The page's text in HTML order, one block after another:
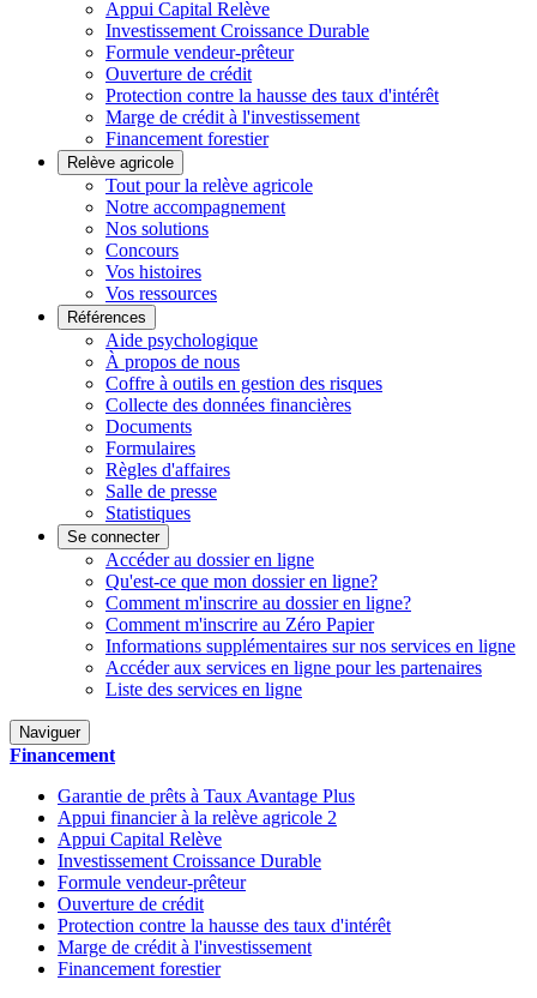
Appui Capital Relève
Investissement Croissance Durable
Formule vendeur-prêteur
Ouverture de crédit
Protection contre la hausse des taux d'intérêt
Marge de crédit à l'investissement
Financement forestier
Relève agricole
Tout pour la relève agricole
Notre accompagnement
Nos solutions
Concours
Vos histoires
Vos ressources
Références
Aide psychologique
À propos de nous
Coffre à outils en gestion des risques
Collecte des données financières
Documents
Formulaires
Règles d'affaires
Salle de presse
Statistiques
Se connecter
Accéder au dossier en ligne
Qu'est-ce que mon dossier en ligne?
Comment m'inscrire au dossier en ligne?
Comment m'inscrire au Zéro Papier
Informations supplémentaires sur nos services en ligne
Accéder aux services en ligne pour les partenaires
Liste des services en ligne
Naviguer
Financement
Garantie de prêts à Taux Avantage Plus
Appui financier à la relève agricole 2
Appui Capital Relève
Investissement Croissance Durable
Formule vendeur-prêteur
Ouverture de crédit
Protection contre la hausse des taux d'intérêt
Marge de crédit à l'investissement
Financement forestier